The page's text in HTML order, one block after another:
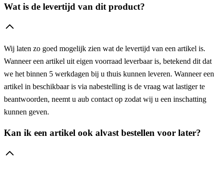
Wat is de levertijd van dit product?
Wij laten zo goed mogelijk zien wat de levertijd van een artikel is.
Wanneer een artikel uit eigen voorraad leverbaar is, betekend dit dat
we het binnen 5 werkdagen bij u thuis kunnen leveren. Wanneer een
artikel in beschikbaar is via nabestelling is de vraag wat lastiger te
beantwoorden, neemt u aub contact op zodat wij u een inschatting
kunnen geven.
Kan ik een artikel ook alvast bestellen voor later?